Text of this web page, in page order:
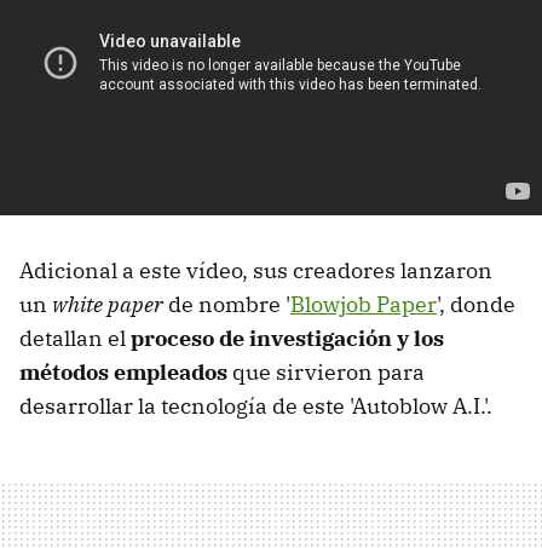
Adicional a este vídeo, sus creadores lanzaron
un white paperde nombre 'Blowjob Paper', donde
detallan elproceso de investigación y los
métodos empleados que sirvieron para
desarrollar la tecnología de este 'Autoblow A.I.'.